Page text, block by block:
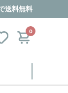
送料無料
0